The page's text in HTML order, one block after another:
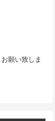
願い致しま